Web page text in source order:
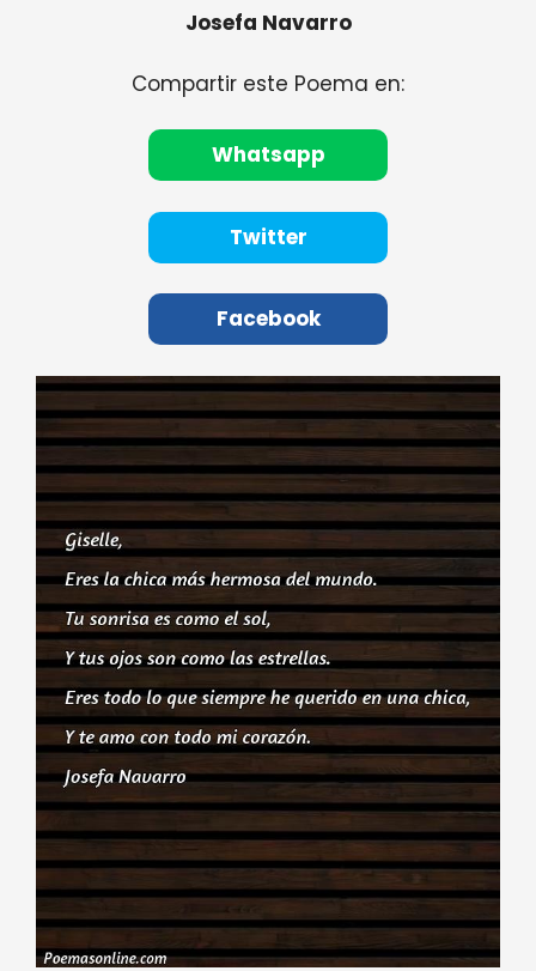
Josefa Navarro
Compartir este Poema en:
Whatsapp
Twitter
Facebook